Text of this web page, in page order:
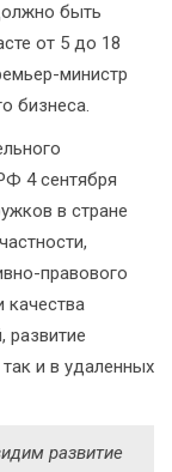
быть
от 5 до 18
министр
бизнеса.
4 сентября
в стране
правового
качества
развитие
и в удаленных
развитие